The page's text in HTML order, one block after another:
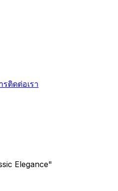
รติดต่อเรา
Elegance"